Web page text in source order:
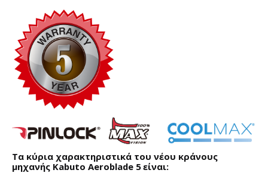
Τα κύρια χαρακτηριστικά του νέου κράνους
μηχανής Kabuto Aeroblade 5 είναι: